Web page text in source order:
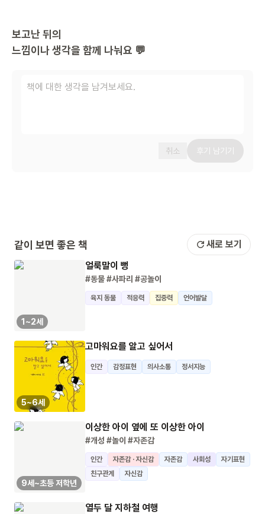
보고난 뒤의
느낌이나 생각을 함께 나눠요 💬
취소 후기 남기기
같이 보면 좋은 책 새로 보기
1~2세
얼룩말이 뻥
#동물#사파리 #공놀이
육지 동물 적응력 집중력 언어발달
5~6세
고마워요를 알고 싶어서
인간 감정표현 의사소통 정서지능
9세~초등 저학년
이상한 아이 옆에 또 이상한 아이
#개성 #놀이 #자존감
인간 자존감 · 자신감 자존감 사회성
자기표현
친구관계
자신감
열두 달 지하철 여행